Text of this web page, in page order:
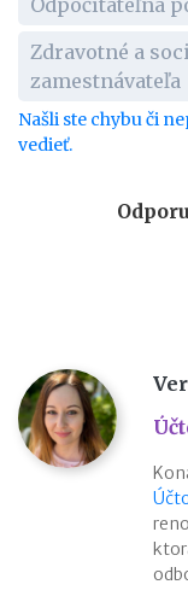
Zdravotné a
zamestnávateľa
Našli ste chybu či
vedieť.